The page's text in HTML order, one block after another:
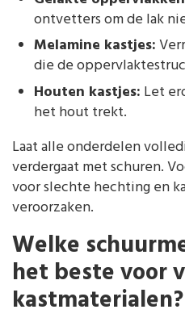
ontvetters om de lak
Melamine kastjes:
die de
Houten kastjes: Let
het hout trekt.
Laat alle onderdelen
verdergaat met schuren.
voor slechte hechting en
veroorzaken.
Welke
het beste voor
kastmaterialen?